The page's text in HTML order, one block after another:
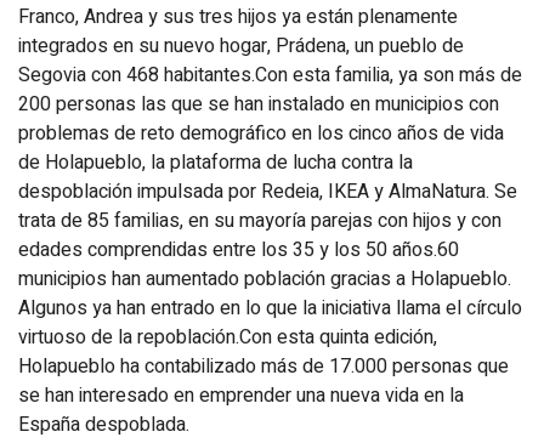
Franco, Andrea y sus tres hijos ya están plenamente
integrados en su nuevo hogar, Prádena, un pueblo de
Segovia con 468 habitantes.Con esta familia, ya son más de
200 personas las que se han instalado en municipios con
problemas de reto demográfico en los cinco años de vida
de Holapueblo, la plataforma de lucha contra la
despoblación impulsada por Redeia, IKEA y AlmaNatura. Se
trata de 85 familias, en su mayoría parejas con hijos y con
edades comprendidas entre los 35 y los 50 años.60
municipios han aumentado población gracias a Holapueblo.
Algunos ya han entrado en lo que la iniciativa llama el círculo
virtuoso de la repoblación.Con esta quinta edición,
Holapueblo ha contabilizado más de 17.000 personas que
se han interesado en emprender una nueva vida en la
España despoblada.